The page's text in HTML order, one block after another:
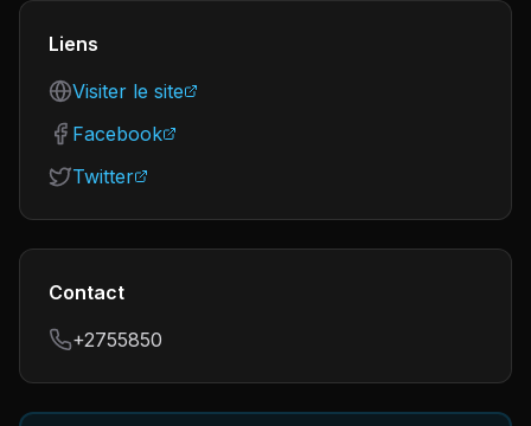
Liens
Visiter le site
Facebook
Twitter
Contact
+2755850